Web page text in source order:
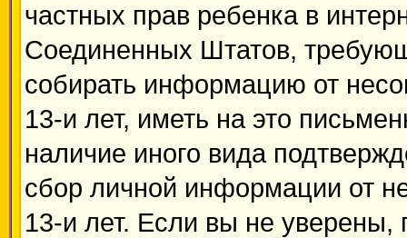
частных прав ребенка в
Соединенных Штатов,
собирать информацию от
13-и лет, иметь на это
наличие иного вида
сбор личной информации от
13-и лет. Если вы не уверены,